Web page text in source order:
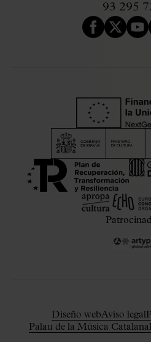
93 295
Diseño webAviso legal
Palau de la Música Catalana